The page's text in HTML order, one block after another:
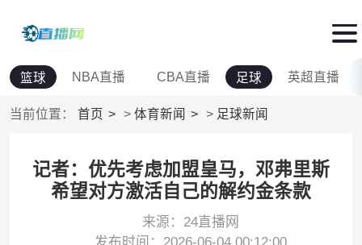
篮球 NBA直播 CBA直播 足球 英超直播
当前位置： 首页 > 体育新闻 > 足球新闻
记者：优先考虑加盟皇马，邓弗里斯
希望对方激活自己的解约金条款
来源：24直播网